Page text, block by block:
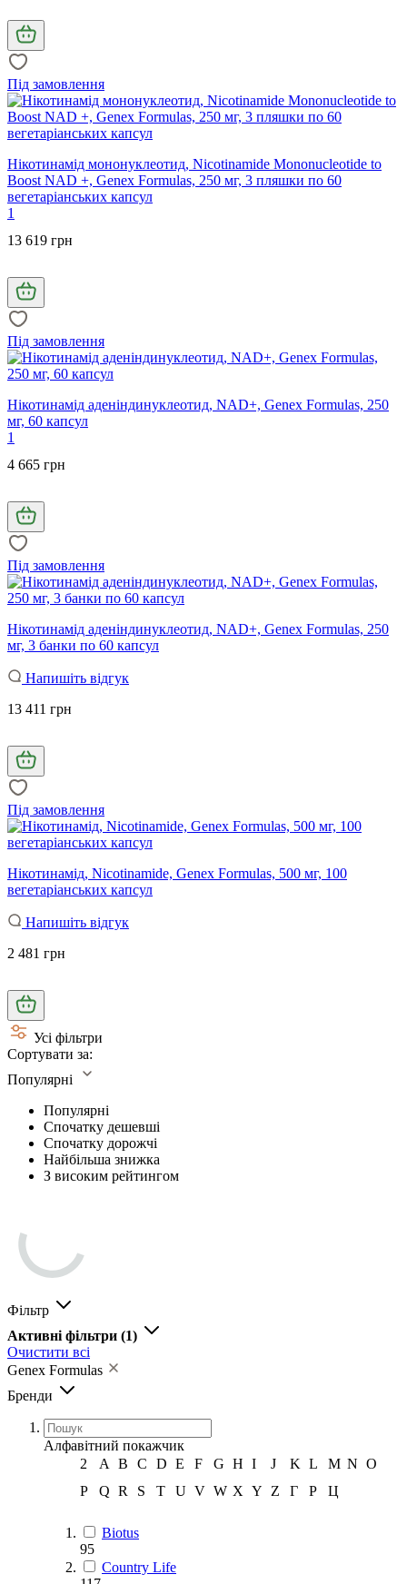
Під замовлення
Нікотинамід мононуклеотид, Nicotinamide Mononucleotide to
Boost NAD +, Genex Formulas, 250 мг, 3 пляшки по 60
вегетаріанських капсул
1
13 619 грн
Під замовлення
Нікотинамід аденіндинуклеотид, NAD+, Genex Formulas, 250
мг, 60 капсул
1
4 665 грн
Під замовлення
Нікотинамід аденіндинуклеотид, NAD+, Genex Formulas, 250
мг, 3 банки по 60 капсул
Напишіть відгук
13 411 грн
Під замовлення
Нікотинамід, Nicotinamide, Genex Formulas, 500 мг, 100
вегетаріанських капсул
Напишіть відгук
2 481 грн
Усі фільтри
Сортувати за:
Популярні
Популярні
Спочатку дешевші
Спочатку дорожчі
Найбільша знижка
З високим рейтингом
Фільтр
Активні фільтри (1)
Очистити всі
Genex Formulas
Бренди
Алфавітний покажчик
2
A B C D E F G H I J K L M N O
P
Q R S T U V W X Y Z Г Р Ц
Biotus
95
Country Life